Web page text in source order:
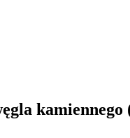
kamiennego